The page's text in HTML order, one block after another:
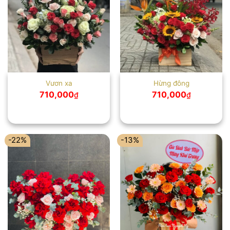
Vươn xa
710,000₫
Hừng đông
710,000₫
-22% -13%